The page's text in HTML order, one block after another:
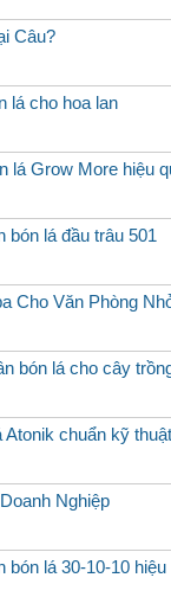
Câu?
lá cho hoa lan
lá Grow More hiệu
bón lá đầu trâu 501
Cho Văn Phòng
bón lá cho cây
chuẩn kỹ thuật
Nghiệp
bón lá 30-10-10 hiệu